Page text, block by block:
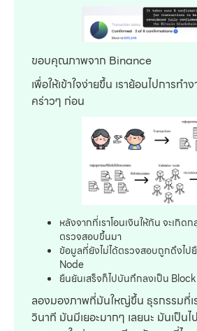
ขอบคุณภาพจาก Binance
เพื่อให้เข้าใจง่ายขึ้น เราย้อนไปการท
คร่าวๆ ก่อน
หลังจากที่เราโอนเงินให้กัน จะเกิด
ตรวจสอบขึ้นมา
ข้อมูลที่ยังไม่ได้ตรวจสอบถูกดึงไ
Node
ยืนยันเสร็จก็ไปบันทึกลงเป็น Block
ลองมองภาพที่มันใหญ่ขึ้น ธุรกรรมที่เ
วินาที มันมีเยอะมากๆ เลยนะ มันเป็นไ